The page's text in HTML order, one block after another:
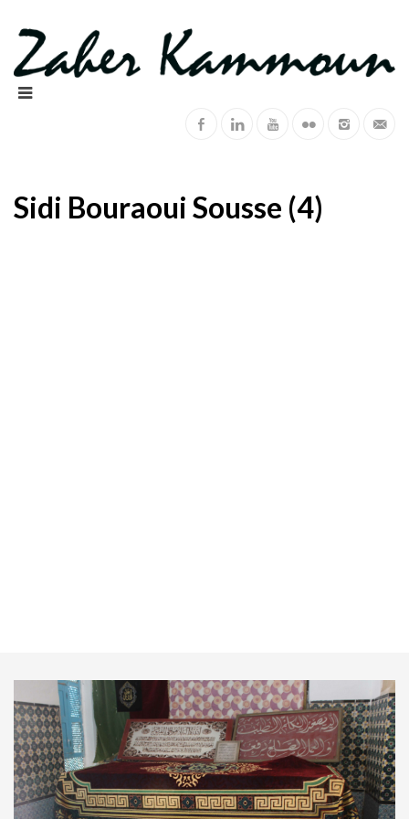
Sidi Bouraoui Sousse (4)